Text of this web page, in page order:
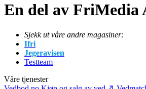
En del av FriMedia
Sjekk ut våre andre magasiner:
Ifri
Jegeravisen
Testteam
Våre tjenester